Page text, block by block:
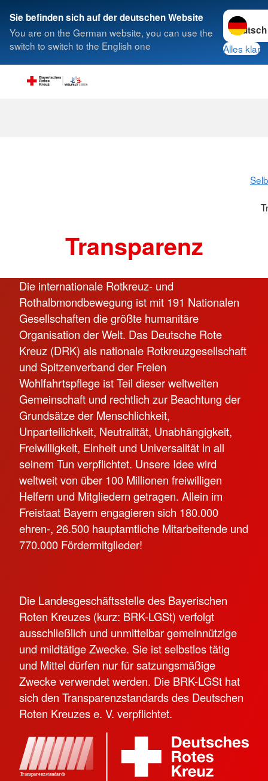
Sie befinden sich auf der deutschen Website
You are on the German website, you can use the
switch to switch to the English one
Sprache
Alles klar
Suche
Transparenz
Die internationale Rotkreuz- und
Rothalbmondbewegung ist mit 191 Nationalen
Gesellschaften die größte humanitäre
Organisation der Welt. Das Deutsche Rote
Kreuz (DRK) als nationale Rotkreuzgesellschaft
und Spitzenverband der Freien
Wohlfahrtspflege ist Teil dieser weltweiten
Gemeinschaft und rechtlich zur Beachtung der
Grundsätze der Menschlichkeit,
Unparteilichkeit, Neutralität, Unabhängigkeit,
Freiwilligkeit, Einheit und Universalität in all
seinem Tun verpflichtet. Unsere Idee wird
weltweit von über 100 Millionen freiwilligen
Helfern und Mitgliedern getragen. Allein im
Freistaat Bayern engagieren sich 180.000
ehren-, 26.500 hauptamtliche Mitarbeitende und
770.000 Fördermitglieder!
Die Landesgeschäftsstelle des Bayerischen
Roten Kreuzes (kurz: BRK-LGSt) verfolgt
ausschließlich und unmittelbar gemeinnützige
und mildtätige Zwecke. Sie ist selbstlos tätig
und Mittel dürfen nur für satzungsmäßige
Zwecke verwendet werden. Die BRK-LGSt hat
sich den Transparenzstandards des Deutschen
Roten Kreuzes e. V. verpflichtet.